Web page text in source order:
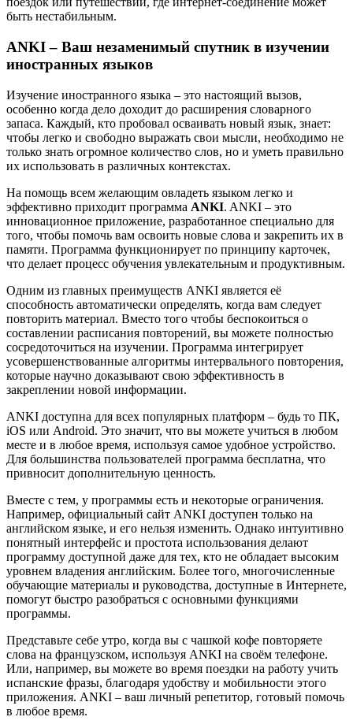
быть нестабильным.
ANKI – Ваш незаменимый спутник в изучении
иностранных языков
Изучение иностранного языка – это настоящий вызов,
особенно когда дело доходит до расширения словарного
запаса. Каждый, кто пробовал осваивать новый язык, знает:
чтобы легко и свободно выражать свои мысли, необходимо не
только знать огромное количество слов, но и уметь правильно
их использовать в различных контекстах.
На помощь всем желающим овладеть языком легко и
эффективно приходит программа ANKI. ANKI – это
инновационное приложение, разработанное специально для
того, чтобы помочь вам освоить новые слова и закрепить их в
памяти. Программа функционирует по принципу карточек,
что делает процесс обучения увлекательным и продуктивным.
Одним из главных преимуществ ANKI является её
способность автоматически определять, когда вам следует
повторить материал. Вместо того чтобы беспокоиться о
составлении расписания повторений, вы можете полностью
сосредоточиться на изучении. Программа интегрирует
усовершенствованные алгоритмы интервального повторения,
которые научно доказывают свою эффективность в
закреплении новой информации.
ANKI доступна для всех популярных платформ – будь то ПК,
iOS или Android. Это значит, что вы можете учиться в любом
месте и в любое время, используя самое удобное устройство.
Для большинства пользователей программа бесплатна, что
привносит дополнительную ценность.
Вместе с тем, у программы есть и некоторые ограничения.
Например, официальный сайт ANKI доступен только на
английском языке, и его нельзя изменить. Однако интуитивно
понятный интерфейс и простота использования делают
программу доступной даже для тех, кто не обладает высоким
уровнем владения английским. Более того, многочисленные
обучающие материалы и руководства, доступные в Интернете,
помогут быстро разобраться с основными функциями
программы.
Представьте себе утро, когда вы с чашкой кофе повторяете
слова на французском, используя ANKI на своём телефоне.
Или, например, вы можете во время поездки на работу учить
испанские фразы, благодаря удобству и мобильности этого
приложения. ANKI – ваш личный репетитор, готовый помочь
в любое время.